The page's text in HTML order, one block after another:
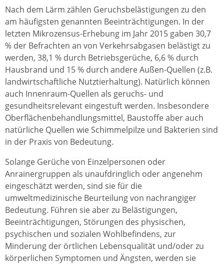
Nach dem Lärm zählen Geruchsbelästigungen zu den
am häufigsten genannten Beeinträchtigungen. In der
letzten Mikrozensus-Erhebung im Jahr 2015 gaben 30,7
% der Befrachten an von Verkehrsabgasen belästigt zu
werden, 38,1 % durch Betriebsgerüche, 6,6 % durch
Hausbrand und 15 % durch andere Außen-Quellen (z.B.
landwirtschaftliche Nutztierhaltung). Natürlich können
auch Innenraum-Quellen als geruchs- und
gesundheitsrelevant eingestuft werden. Insbesondere
Oberflächenbehandlungsmittel, Baustoffe aber auch
natürliche Quellen wie Schimmelpilze und Bakterien sind
in der Praxis von Bedeutung.
Solange Gerüche von Einzelpersonen oder
Anrainergruppen als unaufdringlich oder angenehm
eingeschätzt werden, sind sie für die
umweltmedizinische Beurteilung von nachrangiger
Bedeutung. Führen sie aber zu Belästigungen,
Beeinträchtigungen, Störungen des physischen,
psychischen und sozialen Wohlbefindens, zur
Minderung der örtlichen Lebensqualität und/oder zu
körperlichen Symptomen und Ängsten, werden sie